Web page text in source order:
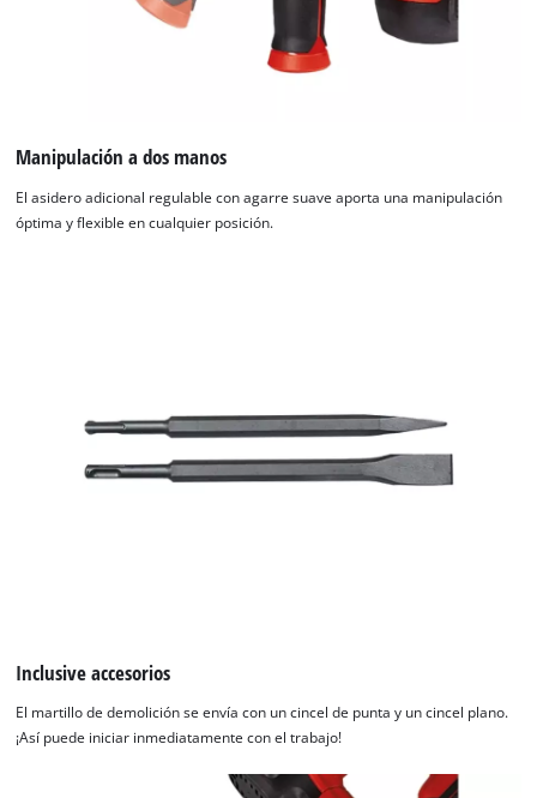
Manipulación a dos manos
El asidero adicional regulable con agarre suave aporta una manipulación
óptima y flexible en cualquier posición.
Inclusive accesorios
El martillo de demolición se envía con un cincel de punta y un cincel plano.
¡Así puede iniciar inmediatamente con el trabajo!